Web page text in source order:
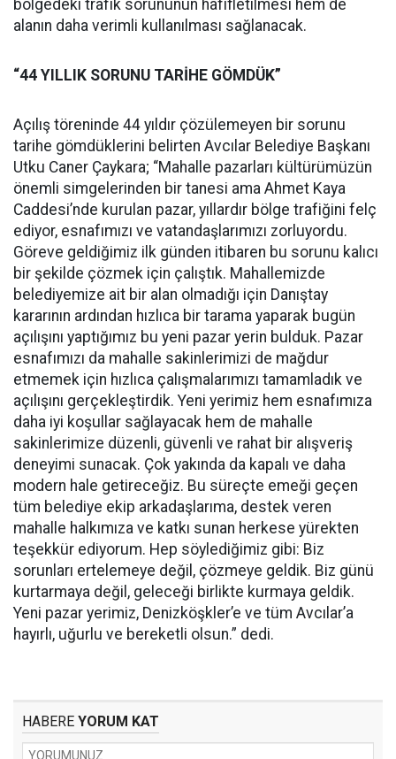
bölgedeki trafik sorununun hafifletilmesi hem de
alanın daha verimli kullanılması sağlanacak.
“44 YILLIK SORUNU TARİHE GÖMDÜK”
Açılış töreninde 44 yıldır çözülemeyen bir sorunu
tarihe gömdüklerini belirten Avcılar Belediye Başkanı
Utku Caner Çaykara; “Mahalle pazarları kültürümüzün
önemli simgelerinden bir tanesi ama Ahmet Kaya
Caddesi’nde kurulan pazar, yıllardır bölge trafiğini felç
ediyor, esnafımızı ve vatandaşlarımızı zorluyordu.
Göreve geldiğimiz ilk günden itibaren bu sorunu kalıcı
bir şekilde çözmek için çalıştık. Mahallemizde
belediyemize ait bir alan olmadığı için Danıştay
kararının ardından hızlıca bir tarama yaparak bugün
açılışını yaptığımız bu yeni pazar yerin bulduk. Pazar
esnafımızı da mahalle sakinlerimizi de mağdur
etmemek için hızlıca çalışmalarımızı tamamladık ve
açılışını gerçekleştirdik. Yeni yerimiz hem esnafımıza
daha iyi koşullar sağlayacak hem de mahalle
sakinlerimize düzenli, güvenli ve rahat bir alışveriş
deneyimi sunacak. Çok yakında da kapalı ve daha
modern hale getireceğiz. Bu süreçte emeği geçen
tüm belediye ekip arkadaşlarıma, destek veren
mahalle halkımıza ve katkı sunan herkese yürekten
teşekkür ediyorum. Hep söylediğimiz gibi: Biz
sorunları ertelemeye değil, çözmeye geldik. Biz günü
kurtarmaya değil, geleceği birlikte kurmaya geldik.
Yeni pazar yerimiz, Denizköşkler’e ve tüm Avcılar’a
hayırlı, uğurlu ve bereketli olsun.” dedi.
HABERE YORUM KAT